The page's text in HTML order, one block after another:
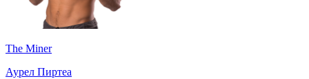
The Miner
Аурел Пиртеа